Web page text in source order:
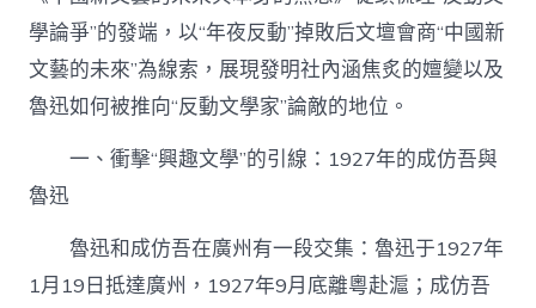
學論爭”的發端，以“年夜反動”掉敗后文壇會商“中國新
文藝的未來”為線索，展現發明社內涵焦炙的嬗變以及
魯迅如何被推向“反動文學家”論敵的地位。
一、衝擊“興趣文學”的引線：1927年的成仿吾與
魯迅
魯迅和成仿吾在廣州有一段交集：魯迅于1927年
1月19日抵達廣州，1927年9月底離粵赴滬；成仿吾